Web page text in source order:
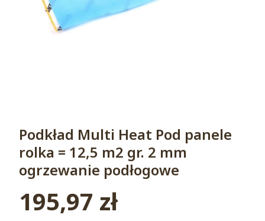
Podkład Multi Heat Pod panele
rolka = 12,5 m2 gr. 2 mm
ogrzewanie podłogowe
Cena
195,97 zł